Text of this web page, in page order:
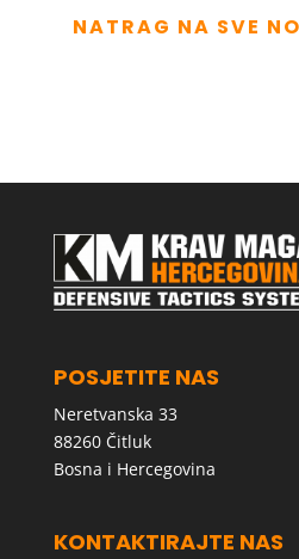
NATRAG NA SVE
POSJETITE NAS
Neretvanska 33
88260 Čitluk
Bosna i Hercegovina
KONTAKTIRAJTE NAS